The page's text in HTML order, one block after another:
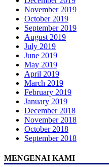
November 2019
October 2019
September 2019
August 2019
July 2019
June 2019
May 2019
April 2019
March 2019
February 2019
January 2019
December 2018
November 2018
October 2018
September 2018
MENGENAI KAMI